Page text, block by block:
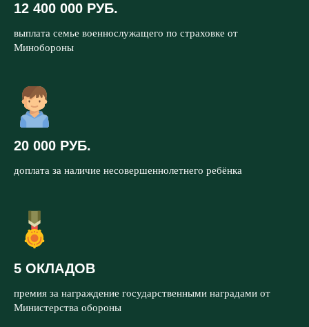
12 400 000 РУБ.
выплата семье военнослужащего по страховке от
Минобороны
20 000 РУБ.
доплата за наличие несовершеннолетнего ребёнка
5 ОКЛАДОВ
премия за награждение государственными наградами от
Министерства обороны